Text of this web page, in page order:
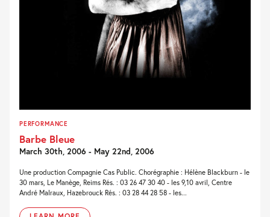
PERFORMANCE
Barbe Bleue
March 30th, 2006 - May 22nd, 2006
Une production Compagnie Cas Public. Chorégraphie : Hélène Blackburn - le
30 mars, Le Manège, Reims Rés. : 03 26 47 30 40 - les 9,10 avril, Centre
André Malraux, Hazebrouck Rés. : 03 28 44 28 58 - les...